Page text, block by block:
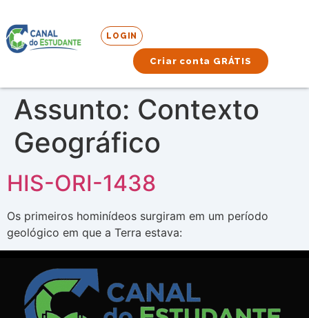
LOGIN
Criar conta GRÁTIS
Assunto: Contexto
Geográfico
HIS-ORI-1438
Os primeiros hominídeos surgiram em um período
geológico em que a Terra estava: